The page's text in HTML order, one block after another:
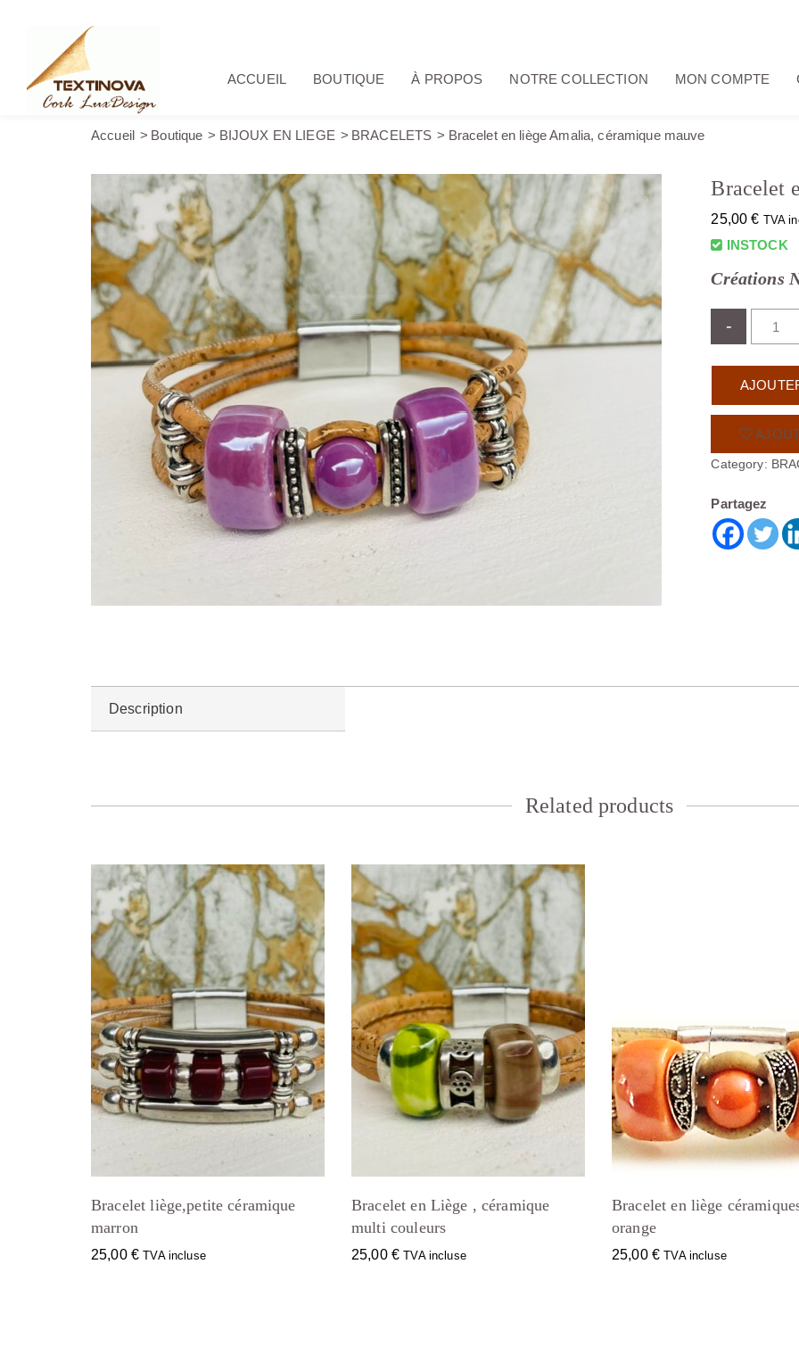
ACCUEIL BOUTIQUE À PROPOS NOTRE COLLECTION MON COMPTE
Accueil Boutique BIJOUX EN LIEGE BRACELETS Bracelet en liège Amalia, céramique mauve
Bracelet
25,00€ TVA
INSTOCK
Créations
-
Category:
Partagez
Description
Related products
Bracelet liège,petite céramique
marron
25,00 € TVA incluse
Bracelet en Liège , céramique
multi couleurs
25,00 € TVA incluse
Bracelet en liège
orange
25,00 € TVA incluse